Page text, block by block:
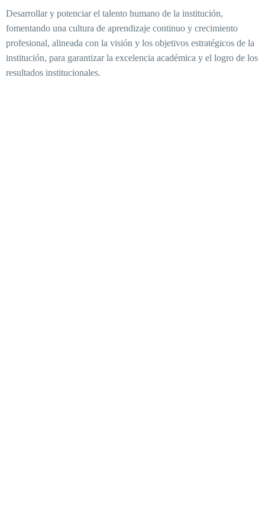
Desarrollar y potenciar el talento humano de la institución,
fomentando una cultura de aprendizaje continuo y crecimiento
profesional, alineada con la visión y los objetivos estratégicos de la
institución, para garantizar la excelencia académica y el logro de los
resultados institucionales.